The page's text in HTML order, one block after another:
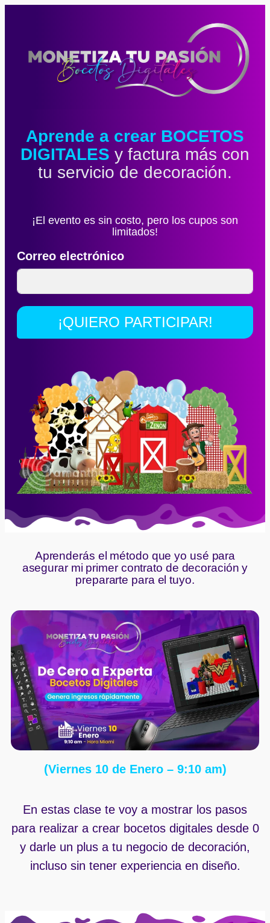
Aprende a crear BOCETOS
DIGITALES y factura más con
tu servicio de decoración.
¡El evento es sin costo, pero los cupos son
limitados!
Correo electrónico
¡QUIERO PARTICIPAR!
Aprenderás el método que yo usé para
asegurar mi primer contrato de decoración y
prepararte para el tuyo.
(Viernes 10 de Enero – 9:10 am)
En estas clase te voy a mostrar los pasos
para realizar a crear bocetos digitales desde 0
y darle un plus a tu negocio de decoración,
incluso sin tener experiencia en diseño.